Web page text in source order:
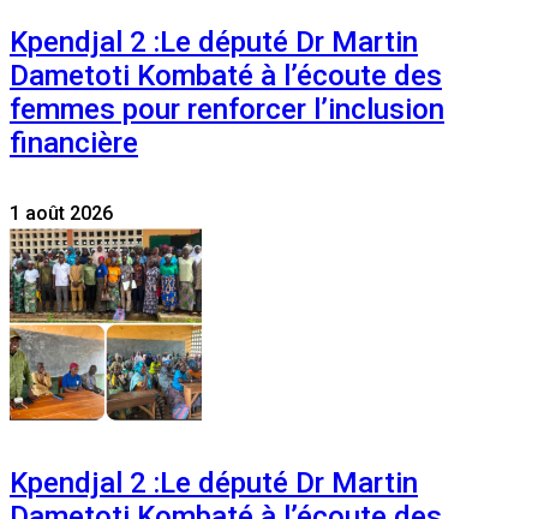
Kpendjal 2 :Le député Dr Martin
Dametoti Kombaté à l’écoute des
femmes pour renforcer l’inclusion
financière
1 août 2026
Kpendjal 2 :Le député Dr Martin